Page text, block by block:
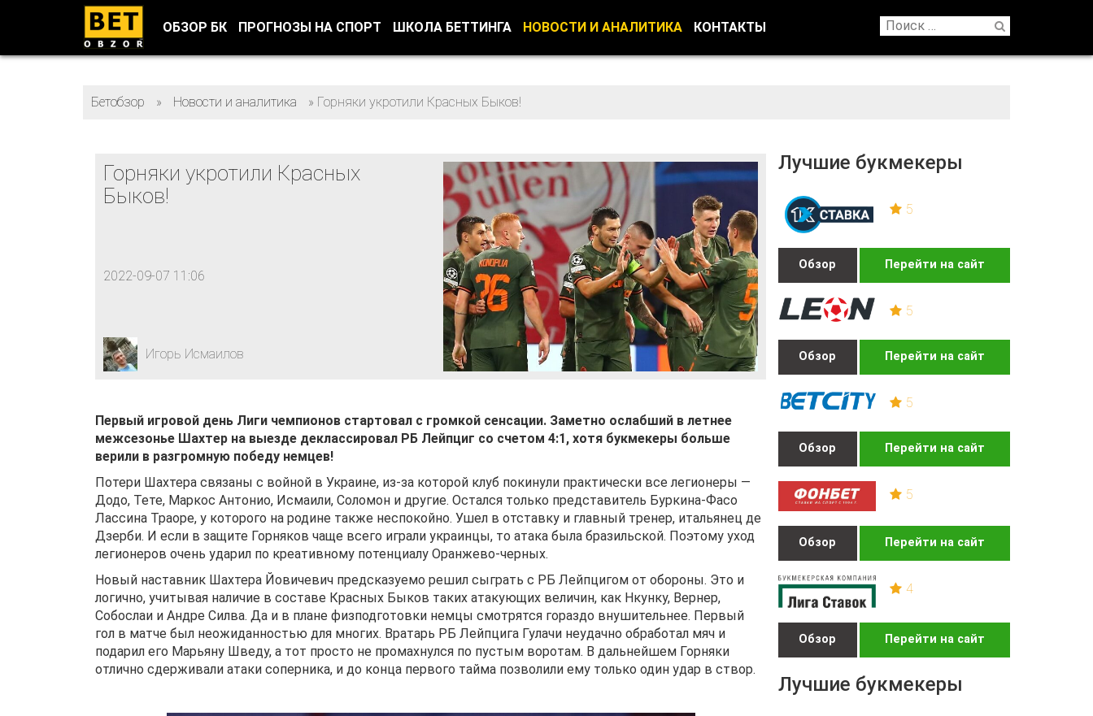
ОБЗОР БК ПРОГНОЗЫ НА СПОРТ ШКОЛА БЕТТИНГА НОВОСТИ И АНАЛИТИКА КОНТАКТЫ
Бетобзор » Новости и аналитика » Горняки укротили Красных Быков!
Лучшие букмекеры
5
Обзор Перейти на сайт
5
Обзор Перейти на сайт
5
Обзор Перейти на сайт
5
Обзор Перейти на сайт
4
Обзор Перейти на сайт
Лучшие букмекеры
Горняки укротили Красных
Быков!
2022-09-07 11:06
Игорь Исмаилов
Первый игровой день Лиги чемпионов стартовал с громкой сенсации. Заметно ослабший в летнее
межсезонье Шахтер на выезде деклассировал РБ Лейпциг со счетом 4:1, хотя букмекеры больше
верили в разгромную победу немцев!
Потери Шахтера связаны с войной в Украине, из-за которой клуб покинули практически все легионеры —
Додо, Тете, Маркос Антонио, Исмаили, Соломон и другие. Остался только представитель Буркина-Фасо
Лассина Траоре, у которого на родине также неспокойно. Ушел в отставку и главный тренер, итальянец де
Дзерби. И если в защите Горняков чаще всего играли украинцы, то атака была бразильской. Поэтому уход
легионеров очень ударил по креативному потенциалу Оранжево-черных.
Новый наставник Шахтера Йовичевич предсказуемо решил сыграть с РБ Лейпцигом от обороны. Это и
логично, учитывая наличие в составе Красных Быков таких атакующих величин, как Нкунку, Вернер,
Собослаи и Андре Силва. Да и в плане физподготовки немцы смотрятся гораздо внушительнее. Первый
гол в матче был неожиданностью для многих. Вратарь РБ Лейпцига Гулачи неудачно обработал мяч и
подарил его Марьяну Шведу, а тот просто не промахнулся по пустым воротам. В дальнейшем Горняки
отлично сдерживали атаки соперника, и до конца первого тайма позволили ему только один удар в створ.